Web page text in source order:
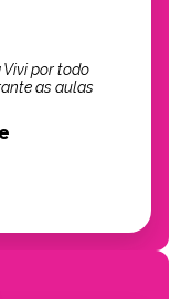
por todo
as aulas